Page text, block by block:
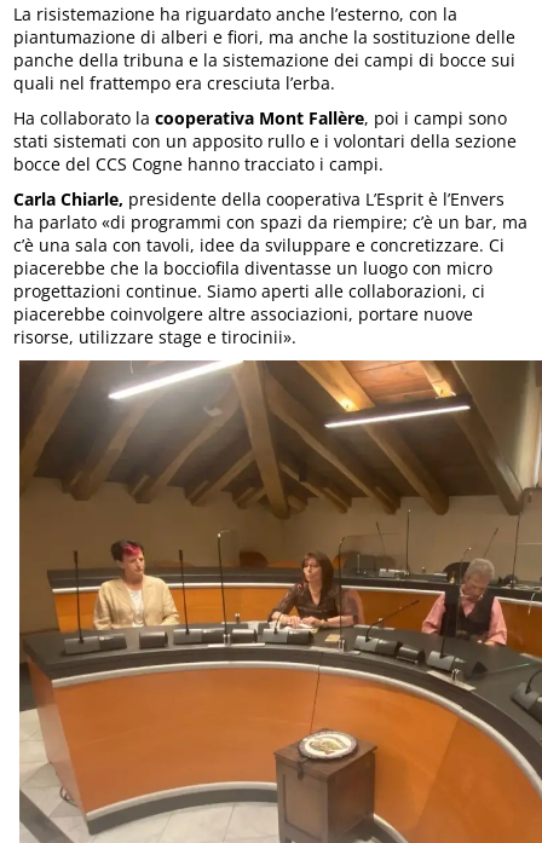
La risistemazione ha riguardato anche l’esterno, con la
piantumazione di alberi e fiori, ma anche la sostituzione delle
panche della tribuna e la sistemazione dei campi di bocce sui
quali nel frattempo era cresciuta l’erba.
Ha collaborato lacooperativa Mont Fallère, poi i campi sono
stati sistemati con un apposito rullo e i volontari della sezione
bocce del CCS Cogne hanno tracciato i campi.
Carla Chiarle, presidente della cooperativa L’Esprit è l’Envers
ha parlato «di programmi con spazi da riempire; c’è un bar, ma
c’è una sala con tavoli, idee da sviluppare e concretizzare. Ci
piacerebbe che la bocciofila diventasse un luogo con micro
progettazioni continue. Siamo aperti alle collaborazioni, ci
piacerebbe coinvolgere altre associazioni, portare nuove
risorse, utilizzare stage e tirocinii».